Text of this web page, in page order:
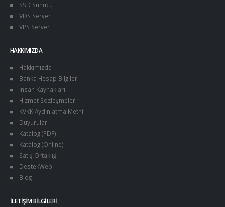
SSD Sunucu
VDS Server
VPS Server
HAKKIMIZDA
Hakkımızda
Banka Hesap Bilgileri
İnsan Kaynakları
Hizmet Sözleşmeleri
KVKK Aydınlatma Metni
Duyurular
Katalog (PDF)
Katalog (Online)
Satış Ortaklığı
DestekWeb
Blog
İLETIŞIM BILGILERI